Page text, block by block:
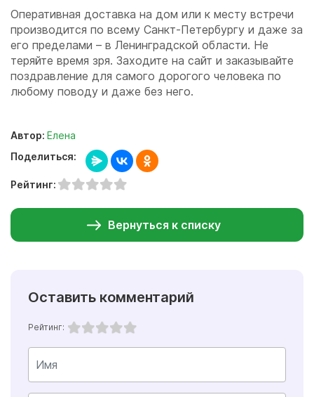
Оперативная доставка на дом или к месту встречи
производится по всему Санкт-Петербургу и даже за
его пределами – в Ленинградской области. Не
теряйте время зря. Заходите на сайт и заказывайте
поздравление для самого дорогого человека по
любому поводу и даже без него.
Автор: Елена
Поделиться:
Рейтинг:
Вернуться к списку
Оставить комментарий
Рейтинг: